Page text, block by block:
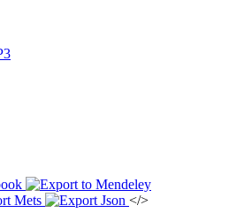
</>